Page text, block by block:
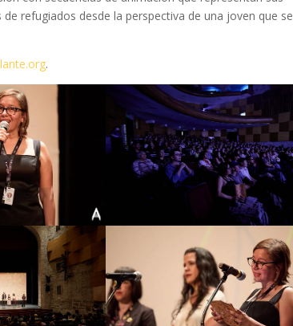
refugiados desde la perspectiva de una joven que se
.